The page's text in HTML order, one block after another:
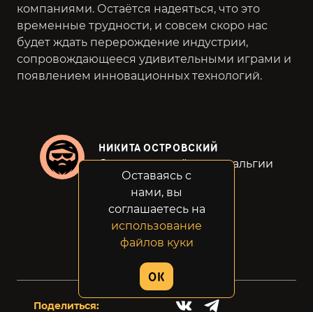
компаниями. Остаётся надеяться, что это
временные трудности, и совсем скоро нас
будет ждать перерождение индустрии,
сопровождающееся удивительными играми и
появлением инновационных технологий.
НИКИТА ОСТРОВСКИЙ
Сдерживал слёзы ностальгии
Поделиться:
Оставаясь с
нами, вы
соглашаетесь на
использование
файлов куки
OK